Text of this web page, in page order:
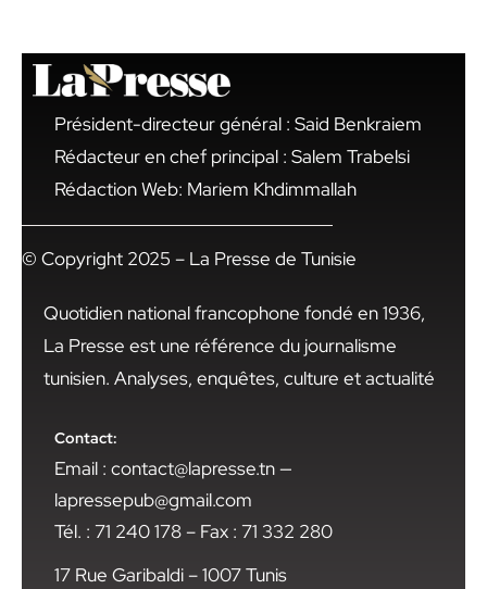
Président-directeur général : Said Benkraiem
Rédacteur en chef principal : Salem Trabelsi
Rédaction Web: Mariem Khdimmallah
© Copyright 2025 – La Presse de Tunisie
Quotidien national francophone fondé en 1936,
La Presse est une référence du journalisme
tunisien. Analyses, enquêtes, culture et actualité
Contact:
Email : contact@lapresse.tn —
lapressepub@gmail.com
Tél. : 71 240 178 – Fax : 71 332 280
17 Rue Garibaldi – 1007 Tunis